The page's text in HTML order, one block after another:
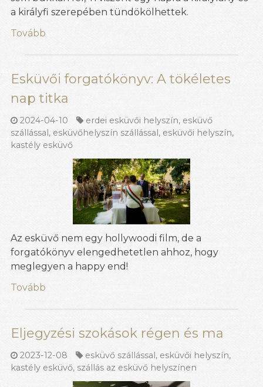
a királyfi szerepében tündökölhettek.
Tovább
Esküvői forgatókönyv: A tökéletes
nap titka
2024-04-10 erdei esküvői helyszín, esküvő
szállással, esküvőhelyszín szállással, esküvői helyszín,
kastély esküvő
Az esküvő nem egy hollywoodi film, de a
forgatókönyv elengedhetetlen ahhoz, hogy
meglegyen a happy end!
Tovább
Eljegyzési szokások régen és ma
2023-12-08 esküvő szállással, esküvői helyszín,
kastély esküvő, szállás az esküvő helyszínen